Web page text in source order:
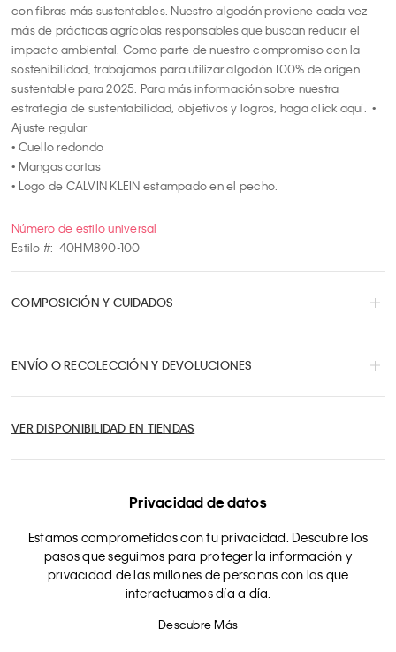
con fibras más sustentables. Nuestro algodón proviene cada vez
más de prácticas agrícolas responsables que buscan reducir el
impacto ambiental. Como parte de nuestro compromiso con la
sostenibilidad, trabajamos para utilizar algodón 100% de origen
sustentable para 2025. Para más información sobre nuestra
estrategia de sustentabilidad, objetivos y logros, haga click aquí.  •
Ajuste regular
• Cuello redondo
• Mangas cortas
• Logo de CALVIN KLEIN estampado en el pecho.
Número de estilo universal
Estilo #: 40HM890-100
COMPOSICIÓN Y CUIDADOS
ENVÍO O RECOLECCIÓN Y DEVOLUCIONES
VER DISPONIBILIDAD EN TIENDAS
Privacidad de datos
Estamos comprometidos con tu privacidad. Descubre los
pasos que seguimos para proteger la información y
privacidad de las millones de personas con las que
interactuamos día a día.
Descubre Más